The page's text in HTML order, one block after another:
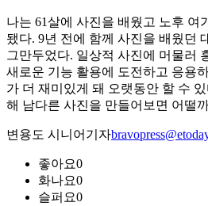
나는 61살에 사진을 배웠고 노후 여
됐다. 9년 전에 함께 사진을 배웠던
그만두었다. 일상적 사진에 머물러
새로운 기능 활용에 도전하고 응용
가 더 재미있게 돼 오랫동안 할 수
해 남다른 사진을 만들어보면 어떨
변용도 시니어기자
좋아요0
화나요0
슬퍼요0